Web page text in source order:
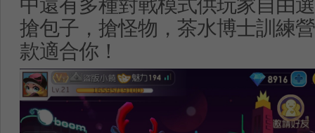
中還有多種對戰模式供玩家自由
搶包子，搶怪物，茶水博士訓練
款適合你！